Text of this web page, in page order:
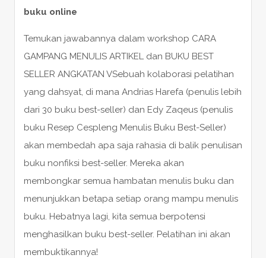
buku online
Temukan jawabannya dalam workshop CARA
GAMPANG MENULIS ARTIKEL dan BUKU BEST
SELLER ANGKATAN VSebuah kolaborasi pelatihan
yang dahsyat, di mana Andrias Harefa (penulis lebih
dari 30 buku best-seller) dan Edy Zaqeus (penulis
buku Resep Cespleng Menulis Buku Best-Seller)
akan membedah apa saja rahasia di balik penulisan
buku nonfiksi best-seller. Mereka akan
membongkar semua hambatan menulis buku dan
menunjukkan betapa setiap orang mampu menulis
buku. Hebatnya lagi, kita semua berpotensi
menghasilkan buku best-seller. Pelatihan ini akan
membuktikannya!